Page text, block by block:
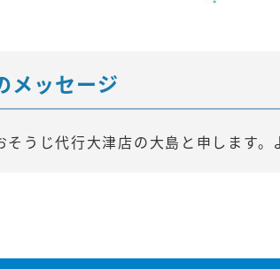
メッセージ
うじ代行大津店の大島と申します。